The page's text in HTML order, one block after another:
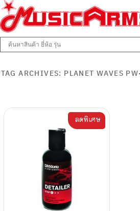
Music Arms
ศูนย์รวมครื่องดนตรีทุกชนิด ตั้งแต่เริ่มต้นถึ
TAG ARCHIVES: PLANET WAVES
ลดพิเศษ